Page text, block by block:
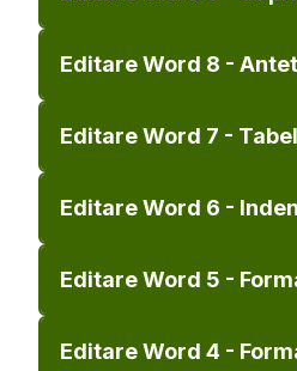
Editare Word 8 -
Editare Word 7 -
Editare Word 6 -
Editare Word 5 -
Editare Word 4 -